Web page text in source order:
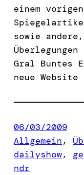
einem
sowie
Gral Buntes
neue
06/03/2009
Allgemein,
dailyshow,
ndr